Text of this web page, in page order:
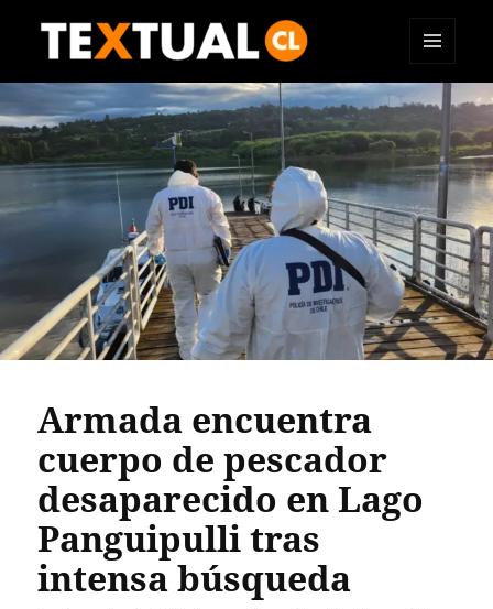
TEXTUAL
WIDGETS
Armada encuentra
cuerpo de pescador
desaparecido en Lago
Panguipulli tras
intensa búsqueda